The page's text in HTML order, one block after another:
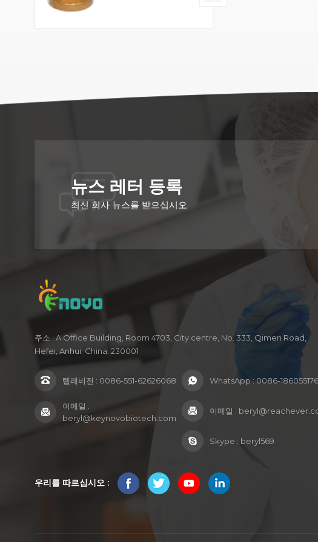
뉴스 레터 등록
최신 회사 뉴스를 받으십시오
주소 : A Office Building, Room 4703, City centre, No. 333, Qimen Road,
Hefei, Anhui. China. 230001
텔레비전 : 0086-551-62626068 WhatsApp :0086-
이메일 :
beryl@keynovobiotech.com
이메일 :
Skype : beryl569
우리를 따르십시오 :